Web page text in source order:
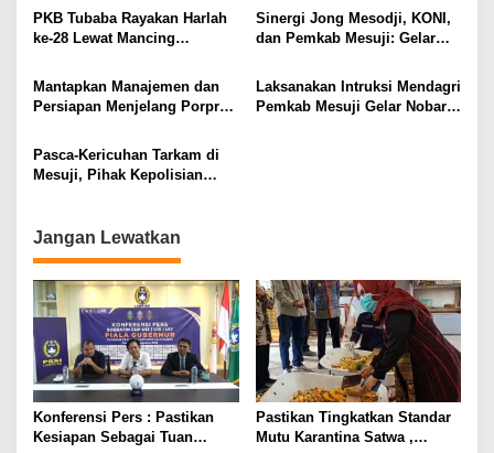
Wartawan dan Kemerdekaan
Pers
PKB Tubaba Rayakan Harlah
ke-28 Lewat Mancing
dengan Warga
Sinergi Jong Mesodji, KONI,
dan Pemkab Mesuji: Gelar
Piala Dunia 2026, Panggung
Hiburan Menyatukan
Mantapkan Manajemen dan
Persiapan Menjelang Porprov
Mesuji Pastikan Siap Berikan
Suport Penuh Cabor – Atlet
Berprestasi
Laksanakan Intruksi Mendagri
Pemkab Mesuji Gelar Nobar
​Pasca-Kericuhan Tarkam di
Mesuji, Pihak Kepolisian
Disiplin Ketat
Jangan Lewatkan
Konferensi Pers : Pastikan
Kesiapan Sebagai Tuan
Pastikan Tingkatkan Standar
Mutu Karantina Satwa ,